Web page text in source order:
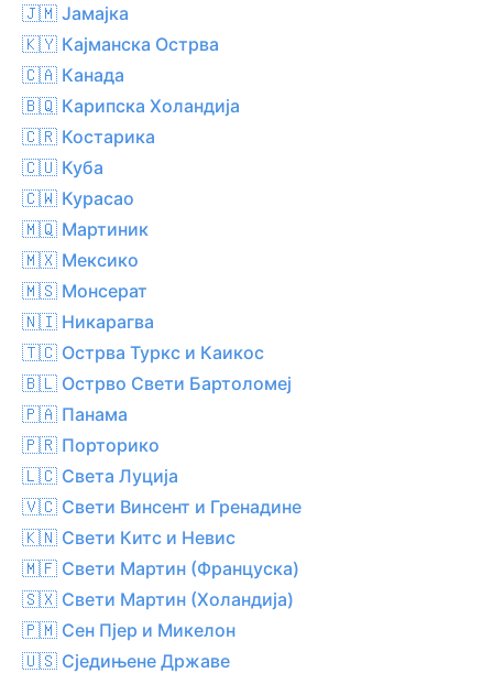
🇯🇲 Јамајка
🇰🇾 Кајманска Острва
🇨🇦 Канада
🇧🇶 Карипска Холандија
🇨🇷 Костарика
🇨🇺 Куба
🇨🇼 Курасао
🇲🇶 Мартиник
🇲🇽 Мексико
🇲🇸 Монсерат
🇳🇮 Никарагва
🇹🇨 Острва Туркс и Каикос
🇧🇱 Острво Свети Бартоломеј
🇵🇦 Панама
🇵🇷 Порторико
🇱🇨 Света Луција
🇻🇨 Свети Винсент и Гренадине
🇰🇳 Свети Китс и Невис
🇲🇫 Свети Мартин (Француска)
🇸🇽 Свети Мартин (Холандија)
🇵🇲 Сен Пјер и Микелон
🇺🇸 Сједињене Државе